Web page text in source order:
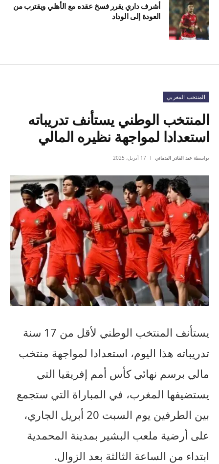
أشرف داري يقرر فسخ عقده مع الأهلي ويقترب من
العودة إلى الوداد
المنتخب المغربي
المنتخب الوطني يستأنف تدريباته
استعدادا لمواجهة نظيره المالي
بواسطة عبد القادر اليدماني 17 أبريل، 2025
يستأنف المنتخب الوطني لأقل من 17 سنة
تدريباته هذا اليوم، استعدادا لمواجهة منتخب
مالي برسم نهائي كأس أمم إفريقيا التي
يستضيفها المغرب، في المباراة التي ستجمع
بين الطرفين يوم السبت 20 أبريل الجاري،
على أرضية ملعب البشير بمدينة المحمدية
ابتداء من الساعة الثالثة بعد الزوال.